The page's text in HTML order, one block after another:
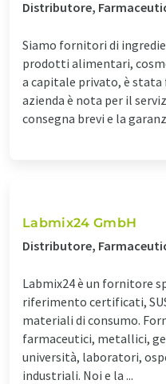
Distributore,
Siamo fornitori di
prodotti alimentari,
a capitale privato, è stata
azienda è nota per il
consegna brevi e la
Labmix24 GmbH
Distributore,
Labmix24 è un fornitore
riferimento certificati,
materiali di consumo.
farmaceutici, metallici,
università, laboratori,
industriali. Noi e la ...